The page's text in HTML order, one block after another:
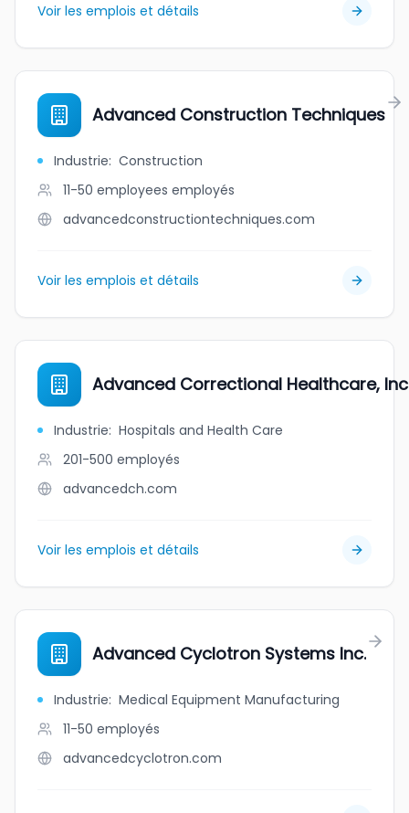
Voir les emplois et détails
Advanced Construction Techniques
Industrie: Construction
11-50 employees employés
advancedconstructiontechniques.com
Voir les emplois et détails
Advanced Correctional Healthcare,
Industrie: Hospitals and Health Care
201-500 employés
advancedch.com
Voir les emplois et détails
Advanced Cyclotron Systems Inc.
Industrie: Medical Equipment Manufacturing
11-50 employés
advancedcyclotron.com